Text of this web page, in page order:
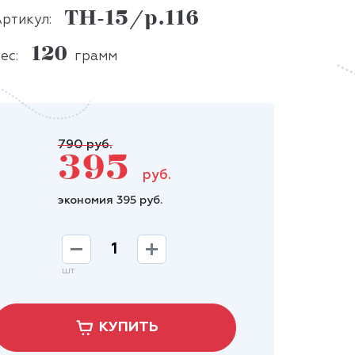
ТН-15/р.116
120 грамм
790 руб.
395 руб.
экономия 395 руб.
шт
КУПИТЬ